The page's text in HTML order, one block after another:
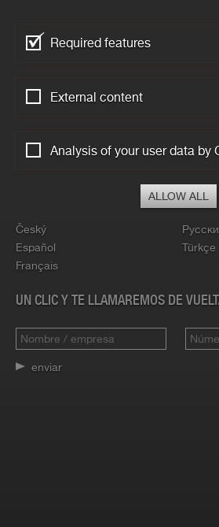
ELIGE UN IDIOMA
Český
Español
Français
Polski
Română
Türkçe
UN CLIC Y TE LLAMAREMOS DE
enviar
Required features
External content
Analysis of your user data by
ALLOW ALL